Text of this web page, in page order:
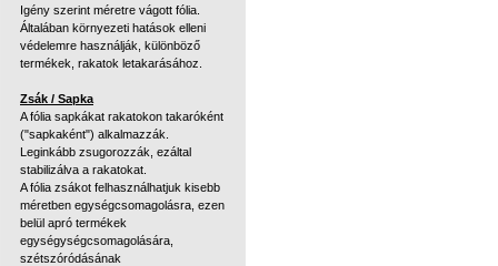
Igény szerint méretre vágott fólia.
Általában környezeti hatások elleni
védelemre használják, különböző
termékek, rakatok letakarásához.
Zsák / Sapka
A fólia sapkákat rakatokon takaróként
("sapkaként") alkalmazzák.
Leginkább zsugorozzák, ezáltal
stabilizálva a rakatokat.
A fólia zsákot felhasználhatjuk kisebb
méretben egységcsomagolásra, ezen
belül apró termékek
egységységcsomagolására,
szétszóródásának